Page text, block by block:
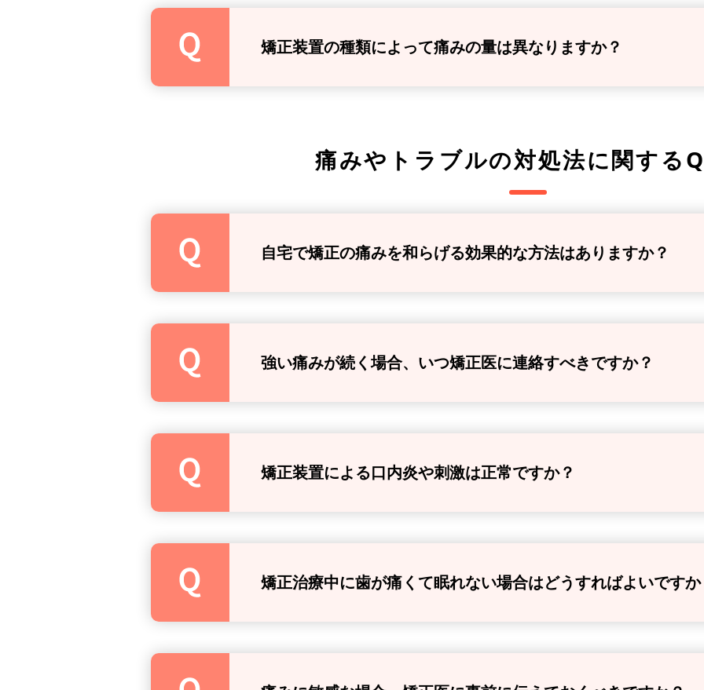
矯正装置の種類によって痛みの量は異なりますか？
痛みやトラブルの対処法に関する
自宅で矯正の痛みを和らげる効果的な方法はありますか？
強い痛みが続く場合、いつ矯正医に連絡すべきですか？
矯正装置による口内炎や刺激は正常ですか？
矯正治療中に歯が痛くて眠れない場合はどうすればよいです